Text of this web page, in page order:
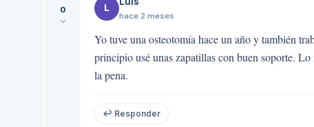
0 L
hace 2 meses
Yo tuve una osteotomía hace un año y también
principio usé unas zapatillas con buen soporte.
la pena.
↩ Responder